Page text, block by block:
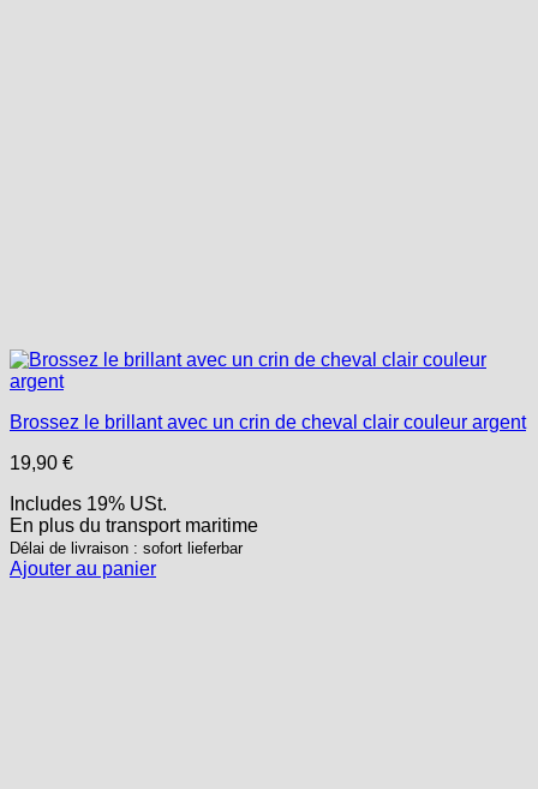
Brossez le brillant avec un crin de cheval clair couleur argent
19,90 €
Includes 19% USt.
En plus du transportmaritime
Délai de livraison : sofort lieferbar
Ajouter au panier